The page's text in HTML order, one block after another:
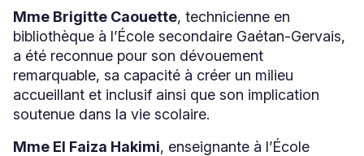
fenêtre
Mme Brigitte Caouette, technicienne en
bibliothèque à l’École secondaire Gaétan-Gervais,
a été reconnue pour son dévouement
remarquable, sa capacité à créer un milieu
accueillant et inclusif ainsi que son implication
soutenue dans la vie scolaire.
Mme El Faiza Hakimi, enseignante à l’École